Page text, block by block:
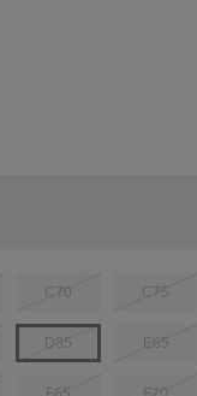
C70 C75
D85 E65